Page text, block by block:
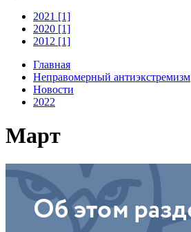
2021 [1]
2020 [1]
2012 [1]
Главная
Неправомерный антиэкстремизм
Новости
2022
Март